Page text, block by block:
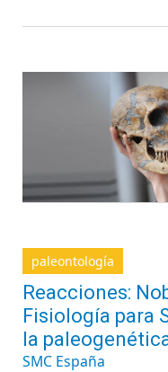
paleontología
Reacciones:
Fisiología para
la
SMC España